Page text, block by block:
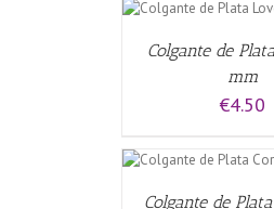
Colgante de
mm
€4.50
Colgante de